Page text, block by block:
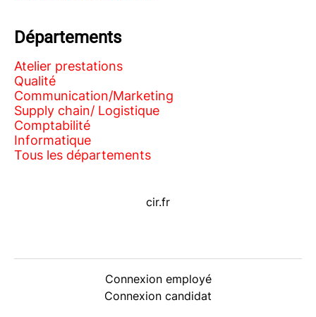
Départements
Atelier prestations
Qualité
Communication/Marketing
Supply chain/ Logistique
Comptabilité
Informatique
Tous les départements
cir.fr
Connexion employé
Connexion candidat